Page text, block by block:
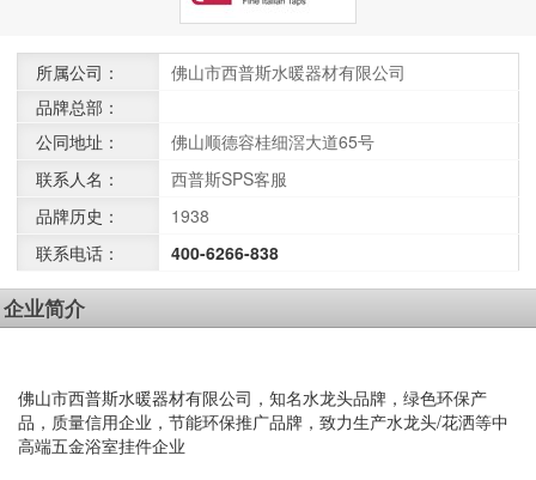
所属公司：
佛山市西普斯水暖器材有限公司
品牌总部：
公同地址：
佛山顺德容桂细滘大道65号
联系人名：
西普斯SPS客服
品牌历史：
1938
联系电话：
400-6266-838
企业简介
佛山市西普斯水暖器材有限公司，知名水龙头品牌，绿色环保产
品，质量信用企业，节能环保推广品牌，致力生产水龙头/花洒等中
高端五金浴室挂件企业